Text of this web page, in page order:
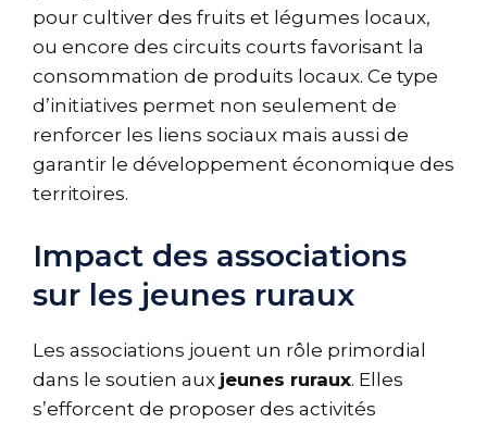
pour cultiver des fruits et légumes locaux,
ou encore des circuits courts favorisant la
consommation de produits locaux. Ce type
d’initiatives permet non seulement de
renforcer les liens sociaux mais aussi de
garantir le développement économique des
territoires.
Impact des associations
sur les jeunes ruraux
Les associations jouent un rôle primordial
dans le soutien aux jeunes ruraux. Elles
s’efforcent de proposer des activités